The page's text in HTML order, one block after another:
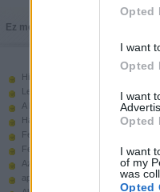
Opted
I want
Opted
I want
Opted
I want
of my
was
Opted
Ez megy
Hiányzó elemek beszerzése
Legoland Németország 2010
A kastélyok képes története
Használt legót piacról
Feltörjük a legó ugart
Fehérítsd ki!
Az Indiana Jones készletek
apró. hirdetés.